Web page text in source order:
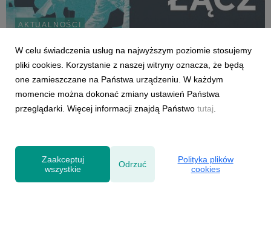
AKTUALNOŚCI
największe święto branży montażowej!
11 czerwca 2026
18 czerwca 2026 roku w wyjątkowej przestrzeni Cukrowni Żnin
odbędzie się kolejna edycja Monter Show - jednego z
najważniejszych wydarzeń dla profesjonalistów zajmujących
W celu świadczenia usług na najwyższym poziomie stosujemy
pliki cookies. Korzystanie z naszej witryny oznacza, że będą
one zamieszczane na Państwa urządzeniu. W każdym
momencie można dokonać zmiany ustawień Państwa
przeglądarki. Więcej informacji znajdą Państwo tutaj
Zaakceptuj
wszystkie
Odrzuć
Polityka plików
cookies